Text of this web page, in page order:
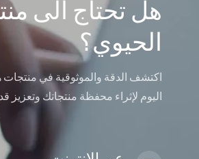
هل تحتاج الى
الحيوي؟
اكتشف الدقة والموثوقية في
اليوم لإثراء محفظة منتجاتك وتعزيز